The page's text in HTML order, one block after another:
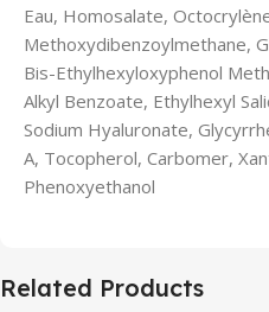
Eau, Homosalate,
Methoxydibenzoylmethane,
Bis-Ethylhexyloxyphenol
Alkyl Benzoate, Ethylhexyl
Sodium Hyaluronate,
A, Tocopherol, Carbomer,
Phenoxyethanol
Related Products